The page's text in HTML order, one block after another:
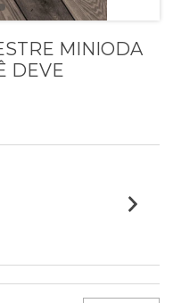
MINIODA
DEVE